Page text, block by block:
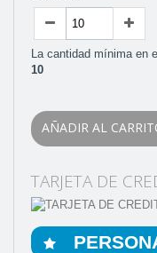
La cantidad mínima en
10
AÑADIR AL
TARJETA DE